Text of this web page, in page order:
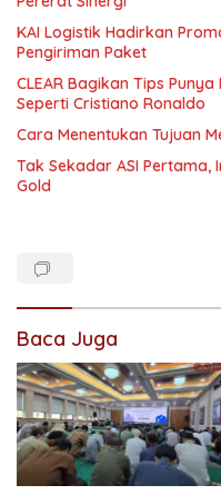
KAI Logistik Hadirkan
Pengiriman Paket
CLEAR Bagikan Tips
Seperti Cristiano Ronaldo
Cara Menentukan Tujuan
Tak Sekadar ASI Pertama,
Gold
Baca Juga